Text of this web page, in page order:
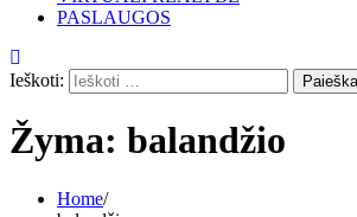
PASLAUGOS
Ieškoti:
Žyma: balandžio
Home